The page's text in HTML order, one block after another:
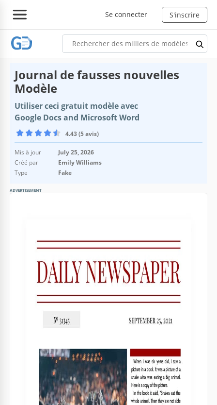
Se connecter S'inscrire
Journal de fausses nouvelles
Modèle
Utiliser ceci gratuit modèle avec
Google Docs and Microsoft Word
4.43 (5 avis)
Mis à jour
July 25, 2026
Créé par
Emily Williams
Type
Fake
ADVERTISEMENT